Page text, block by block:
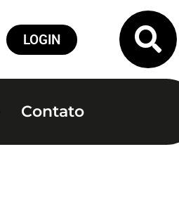
LOGIN
Contato